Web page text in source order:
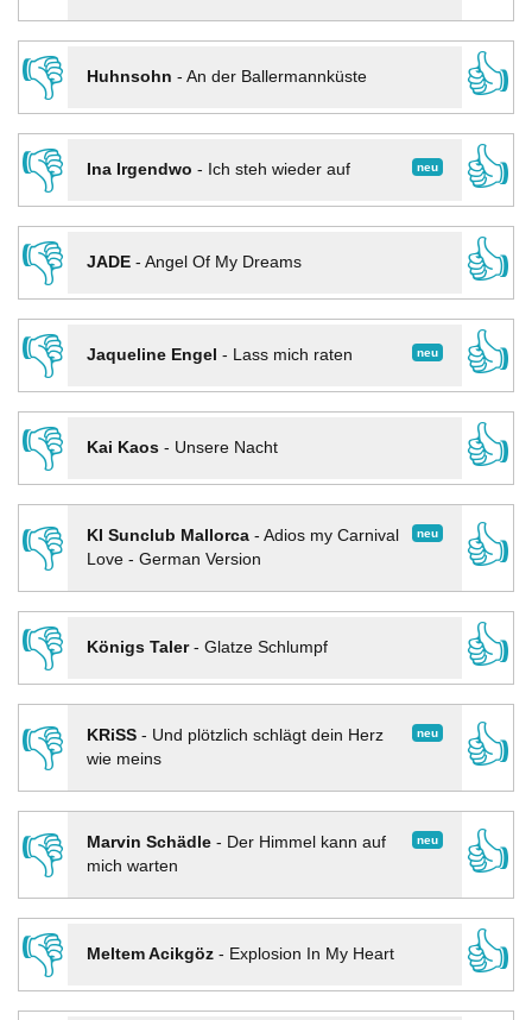
👎
Huhnsohn - An der Ballermannküste
👍
👎
neu
Ina Irgendwo - Ich steh wieder auf
👍
👎
JADE- Angel Of My Dreams
👍
👎
neu
Jaqueline Engel - Lass mich raten
👍
👎
Kai Kaos- Unsere Nacht
👍
👎
neu
KI Sunclub Mallorca- Adios my Carnival
Love - German Version
👍
👎
Königs Taler- Glatze Schlumpf
👍
👎
neu
KRiSS- Und plötzlich schlägt dein Herz
wie meins
👍
👎 neu
Marvin Schädle- Der Himmel kann auf
mich warten
👍
👎
Meltem Acikgöz- Explosion In My Heart
👍